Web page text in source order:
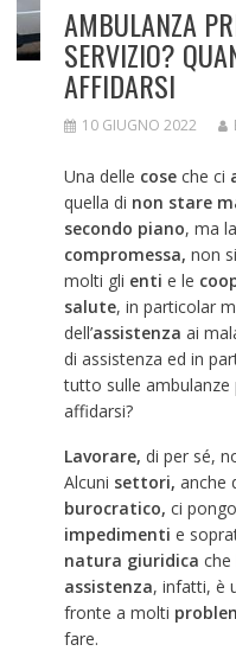
AMBULANZA
SERVIZIO?
AFFIDARSI
10 GIUGNO 2022
Una delle coseche ci
quella di non stare
secondo piano, ma
compromessa, non
molti gli enti e le
salute, in particolar
dell’assistenza ai
di assistenza ed in
tutto sulle ambulanze
affidarsi?
Lavorare, di per sé,
Alcuni settori, anche
burocratico, ci
impedimenti e
natura giuridica che
assistenza, infatti, è
fronte a molti
fare.